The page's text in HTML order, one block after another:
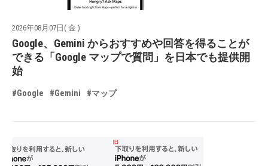
2026年08月07日( 金 )
Google、Gemini からおすすめや回答を得ることが
できる「Google マップで質問」を日本でも提供開
始
#Google #Gemini #マップ